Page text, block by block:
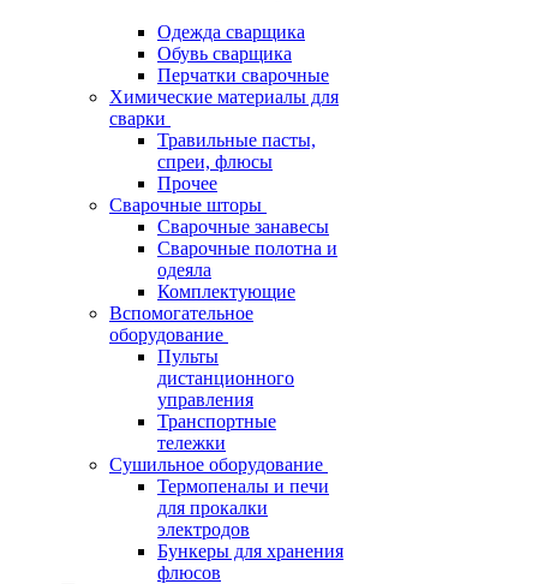
Одежда сварщика
Обувь сварщика
Перчатки сварочные
Химические материалы для
сварки
Травильные пасты,
спреи, флюсы
Прочее
Сварочные шторы
Сварочные занавесы
Сварочные полотна и
одеяла
Комплектующие
Вспомогательное
оборудование
Пульты
дистанционного
управления
Транспортные
тележки
Сушильное оборудование
Термопеналы и печи
для прокалки
электродов
Бункеры для хранения
флюсов